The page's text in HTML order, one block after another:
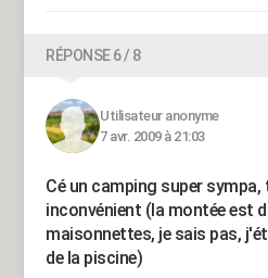
RÉPONSE 6 / 8
Utilisateur anonyme
7 avr. 2009 à 21:03
Cé un camping super
inconvénient (la montée est
maisonnettes, je sais pas,
de la piscine)